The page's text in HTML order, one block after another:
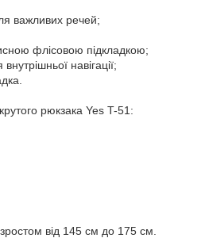
важливих речей;
флісовою підкладкою;
навігації;
рюкзака Yes T-51:
від 145 см до 175 см.